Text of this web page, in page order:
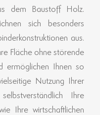
dem Baustoff Holz.
sich besonders
aus.
Fläche ohne störende
ermöglichen Ihnen so
Nutzung Ihrer
Ihre
Ihre wirtschaftlichen